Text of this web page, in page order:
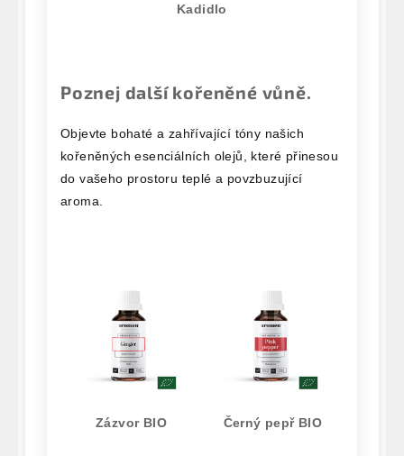
Kadidlo
Poznej další kořeněné vůně.
Objevte bohaté a zahřívající tóny našich
kořeněných esenciálních olejů, které přinesou
do vašeho prostoru teplé a povzbuzující
aroma.
Zázvor BIO Černý pepř BIO